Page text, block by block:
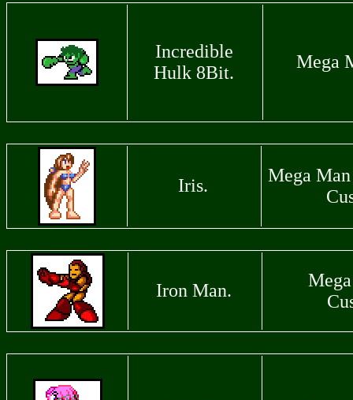
Incredible
Hulk 8Bit.
Mega
Iris.
Mega
Iron Man.